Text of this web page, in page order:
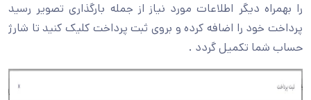
را بهمراه دیگر اطلاعات مورد نیاز از جمله بارگذاری تصویر رسید
پرداخت خود را اضافه کرده و بروی ثبت پرداخت کلیک کنید تا شارژ
حساب شما تکمیل گردد .